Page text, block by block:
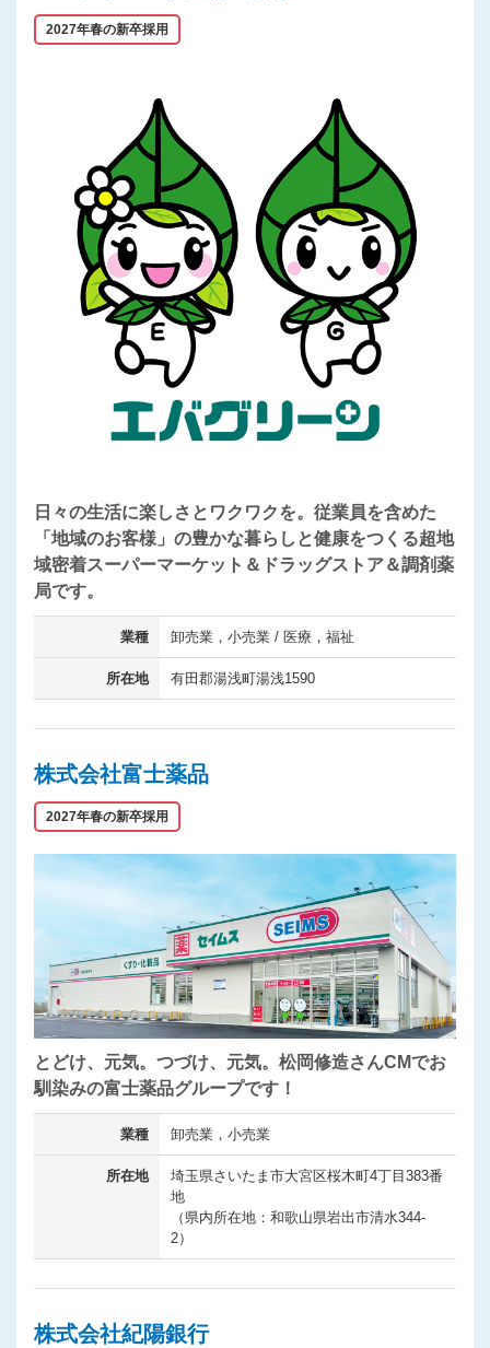
2027年春の新卒採用
日々の生活に楽しさとワクワクを。従業員を含めた
「地域のお客様」の豊かな暮らしと健康をつくる超地
域密着スーパーマーケット＆ドラッグストア＆調剤薬
局です。
業種 卸売業，小売業 / 医療，福祉
所在地 有田郡湯浅町湯浅1590
株式会社富士薬品
2027年春の新卒採用
とどけ、元気。つづけ、元気。松岡修造さんCMでお
馴染みの富士薬品グループです！
業種 卸売業，小売業
所在地
埼玉県さいたま市大宮区桜木町4丁目383番
地
（県内所在地：和歌山県岩出市清水344-
2）
株式会社紀陽銀行